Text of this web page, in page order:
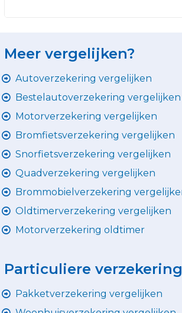
Meer vergelijken?
Autoverzekering vergelijken
Bestelautoverzekering vergelijken
Motorverzekering vergelijken
Bromfietsverzekering vergelijken
Snorfietsverzekering vergelijken
Quadverzekering vergelijken
Brommobielverzekering
Oldtimerverzekering vergelijken
Motorverzekering oldtimer
Particuliere
Pakketverzekering vergelijken